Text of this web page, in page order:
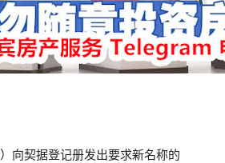
向契据登记册发出要求新名称的